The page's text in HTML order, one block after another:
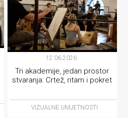
12.06.2026.
Tri akademije, jedan prostor
stvaranja: Crtež, ritam i pokret
VIZUALNE UMJETNOSTI